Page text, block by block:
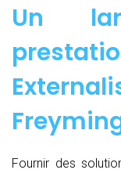
Un
Fournir des